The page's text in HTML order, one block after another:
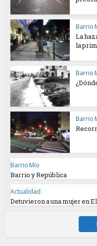
Barrio
La
la
Barrio
Barrio
Barrio Mío
Barrio y República
Actualidad
Detuvieron a una mujer en